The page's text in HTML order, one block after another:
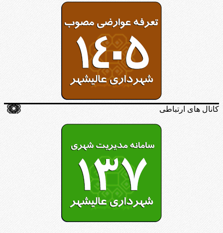
کانال های ارتباطی